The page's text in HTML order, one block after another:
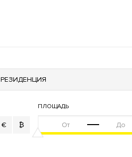
РЕЗИДЕНЦИЯ
€ ₿
ПЛОЩАДЬ